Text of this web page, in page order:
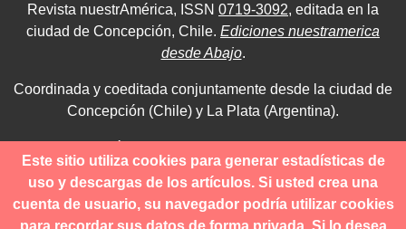
Revista nuestrAmérica, ISSN 0719-3092, editada en la
ciudad de Concepción, Chile. Ediciones nuestramerica
desde Abajo.
Coordinada y coeditada conjuntamente desde la ciudad de
Concepción (Chile) y La Plata (Argentina).
contacto@revistanuestramerica.cl
Toda comunicación respecto a los envíos se deben realizar
Este sitio utiliza cookies para generar estadísticas de
uso y descargas de los artículos. Si usted crea una
cuenta de usuario, su navegador podría utilizar cookies
para recordar sus datos de forma privada. Si lo desea